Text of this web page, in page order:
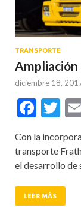
TRANSPORTE
diciembre 18,
Con la
transporte
el desarrollo de
LEER MÁS